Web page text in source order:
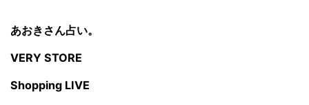
あおきさん占い。
VERY STORE
Shopping LIVE